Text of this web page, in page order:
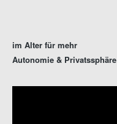
im Alter für mehr
Autonomie & Privatssphäre